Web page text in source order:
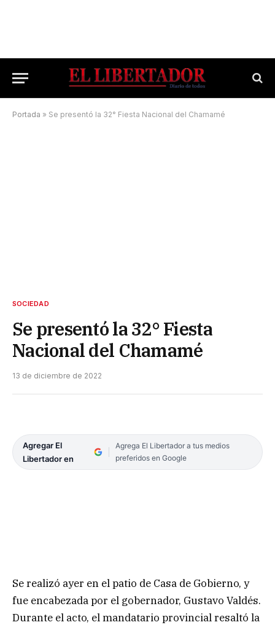
Portada » Se presentó la 32° Fiesta Nacional del Chamamé
SOCIEDAD
Se presentó la 32° Fiesta
Nacional del Chamamé
13 de diciembre de 2022
Agregar El
Libertador en
Agrega El Libertador a tus medios
preferidos en Google
Se realizó ayer en el patio de Casa de Gobierno, y
fue encabezada por el gobernador, Gustavo Valdés.
Durante el acto, el mandatario provincial resaltó la